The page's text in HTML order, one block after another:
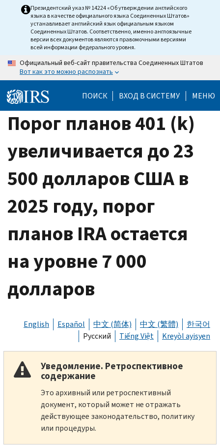
Президентский указ № 14224 «Об утверждении английского
языка в качестве официального языка Соединенных Штатов»
устанавливает английский язык официальным языком
Соединенных Штатов. Соответственно, именно англоязычные
версии всех документов являются правомочными версиями
всей информации федерального уровня.
Официальный веб-сайт правительства Соединенных Штатов
Вот как это можно распознать
ПОИСК ВХОД В СИСТЕМУ МЕНЮ
Порог планов 401 (k)
увеличивается до 23
500 долларов США в
2025 году, порог
планов IRA остается
на уровне 7 000
долларов
English Español 中文 (简体) 中文 (繁體)
한국어
Русский
Tiếng Việt Kreyòl ayisyen
Уведомление. Ретроспективное
содержание
Это архивный или ретроспективный
документ, который может не отражать
действующее законодательство, политику
или процедуры.